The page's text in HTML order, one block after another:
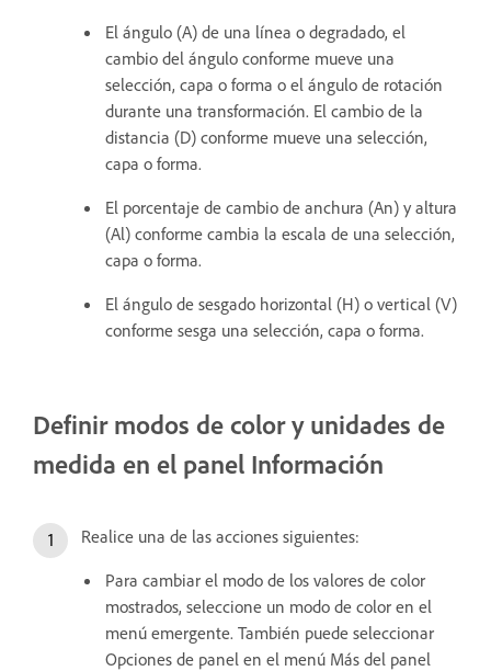
El ángulo (A) de una línea o degradado, el
cambio del ángulo conforme mueve una
selección, capa o forma o el ángulo de rotación
durante una transformación. El cambio de la
distancia (D) conforme mueve una selección,
capa o forma.
El porcentaje de cambio de anchura (An) y altura
(Al) conforme cambia la escala de una selección,
capa o forma.
El ángulo de sesgado horizontal (H) o vertical (V)
conforme sesga una selección, capa o forma.
Definir modos de color y unidades de
medida en el panel Información
Realice una de las acciones siguientes:
Para cambiar el modo de los valores de color
mostrados, seleccione un modo de color en el
menú emergente. También puede seleccionar
Opciones de panel en el menú Más del panel